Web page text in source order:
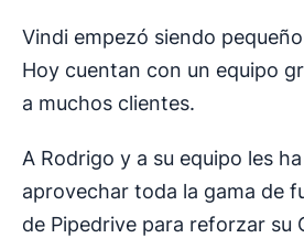
Vindi empezó siendo
Hoy cuentan con un equipo
a muchos clientes.
A Rodrigo y a su equipo les
aprovechar toda la gama de
de Pipedrive para reforzar su